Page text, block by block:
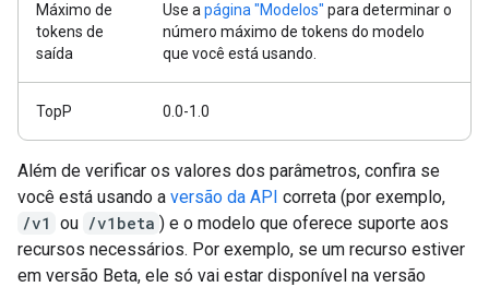
Máximo de
tokens de
saída
Use a página "Modelos" para determinar o
número máximo de tokens do modelo
que você está usando.
TopP 0.0-1.0
Além de verificar os valores dos parâmetros, confira se
você está usando a versão da API correta (por exemplo,
/v1 ou /v1beta ) e o modelo que oferece suporte aos
recursos necessários. Por exemplo, se um recurso estiver
em versão Beta, ele só vai estar disponível na versão